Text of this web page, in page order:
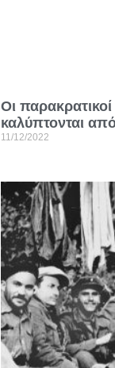
Οι
καλύπτονται
11/12/2022